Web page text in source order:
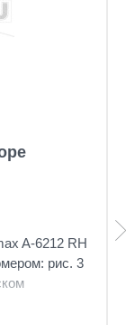
A-6212 RH
рис. 3